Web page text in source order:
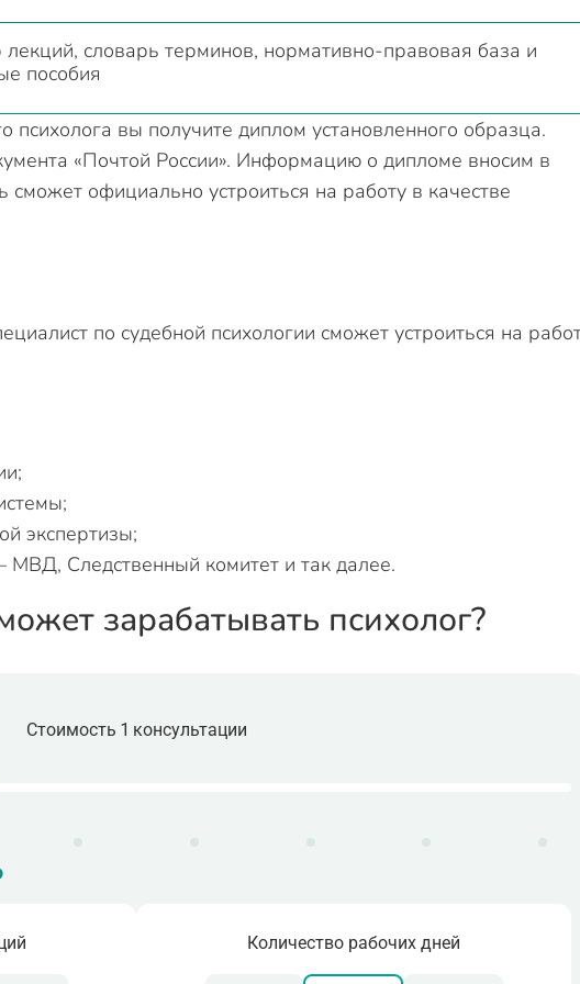
словарь терминов, нормативно-правовая база и
пособия
психолога вы получите диплом установленного образца.
«Почтой России». Информацию о дипломе вносим в
официально устроиться на работу в качестве
по судебной психологии сможет устроиться на
экспертизы;
Следственный комитет и так далее.
зарабатывать психолог?
Стоимость 1 консультации
Количество рабочих дней